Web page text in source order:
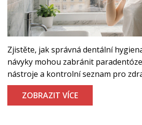
Zjistěte, jak správná dentální
návyky mohou zabránit
nástroje a kontrolní seznam pro
ZOBRAZIT VÍCE